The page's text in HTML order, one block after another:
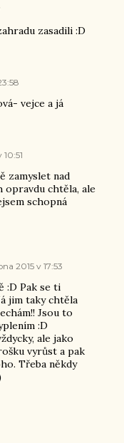
zasadili :D
vejce a já
zamyslet nad
opravdu chtěla, ale
schopná
2015 v 17:53
:D Pak se ti
jim taky chtěla
Jsou to
:D
ale jako
vyrůst a pak
Třeba někdy